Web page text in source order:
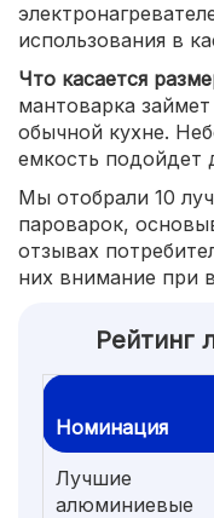
использования в
Что касается
мантоварка
обычной кухне.
емкость подойдет
Мы отобрали 10
пароварок,
отзывах
них внимание при
Рейтинг
Номинация
Лучшие
алюминиевые